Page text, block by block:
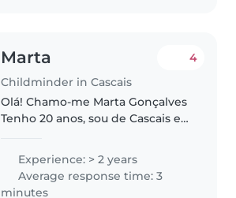
Marta
Childminder in Cascais
4
Olá! Chamo-me Marta Gonçalves
Tenho 20 anos, sou de Cascais e
uma licenciatura em psicologia.
Já faço babysitting alguns anos e
adoro crianças Em caso..
Experience: > 2 years
Average response time: 3
minutes